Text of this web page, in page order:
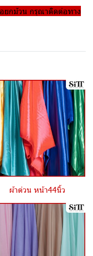
ยกม้วน กรุณาติดต่อทาง
ผ้าต่วน หน้า44นิ้ว